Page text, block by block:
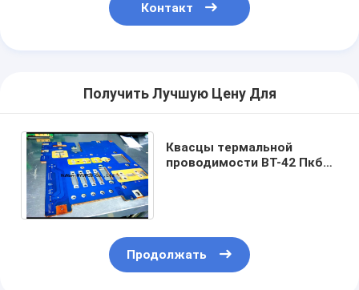
Контакт
Получить Лучшую Цену Для
Квасцы термальной
проводимости ВТ-42 Пкб
Продолжать